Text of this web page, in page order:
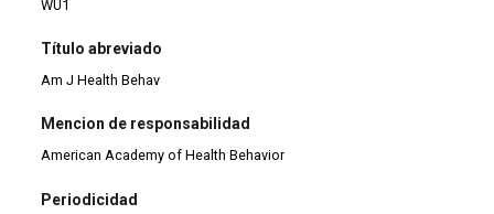
WU1
Título abreviado
Am J Health Behav
Mencion de responsabilidad
American Academy of Health Behavior
Periodicidad